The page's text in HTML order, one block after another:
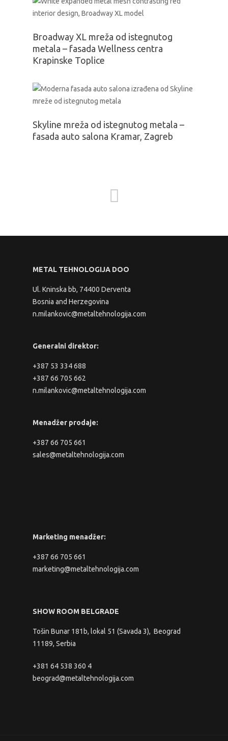
Broadway XL mreža od istegnutog
metala – fasada Wellness centra
Krapinske Toplice
Skyline mreža od istegnutog metala –
fasada auto salona Kramar, Zagreb
METAL TEHNOLOGIJA DOO
Ul. Kninska bb, 74400 Derventa
Bosnia and Herzegovina
n.milankovic@metaltehnologija.com
Generalni direktor:
+387 53 334 688
+387 66 705 662
n.milankovic@metaltehnologija.com
Menadžer prodaje:
+387 66 705 661
sales@metaltehnologija.com
Marketing menadžer:
+387 66 705 661
marketing@metaltehnologija.com
SHOW ROOM BELGRADE
Tošin Bunar 181b, lokal 51 (Savada 3), Beograd
11189, Serbia
+381 64 538 360 4
beograd@metaltehnologija.com